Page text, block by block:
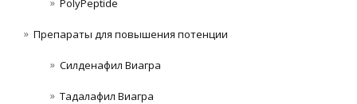
Препараты для повышения потенции
Силденафил Виагра
Тадалафил Виагра